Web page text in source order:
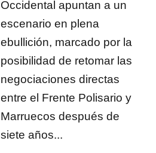
Occidental apuntan a un
escenario en plena
ebullición, marcado por la
posibilidad de retomar las
negociaciones directas
entre el Frente Polisario y
Marruecos después de
siete años...